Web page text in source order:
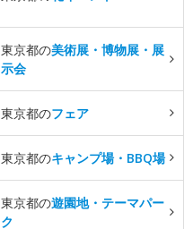
東京都の美術展・博物展・展
示会
東京都のフェア
東京都のキャンプ場・BBQ場
東京都の遊園地・テーマパー
ク